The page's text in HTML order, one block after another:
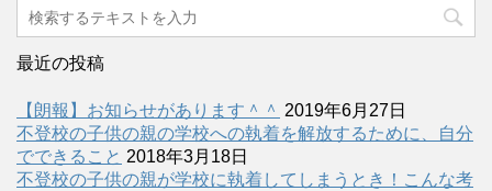
最近の投稿
【朗報】お知らせがあります＾＾ 2019年6月27日
不登校の子供の親の学校への執着を解放するために、自分
でできること 2018年3月18日
不登校の子供の親が学校に執着してしまうとき！こんな考